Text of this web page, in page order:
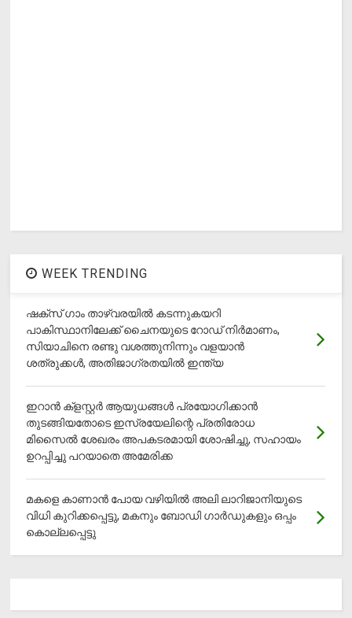
WEEK TRENDING
ഷക്സ് ​ഗാം താഴ്‌വരയിൽ കടന്നുകയറി
പാകിസ്ഥാനിലേക്ക് ചൈനയുടെ റോഡ് നിർമാണം,
സിയാചിനെ രണ്ടു വശത്തുനിന്നും വളയാൻ
ശത്രുക്കൾ, അതിജാ​ഗ്രതയിൽ ഇന്ത്യ
ഇറാന്‍ ക്‌ളസ്റ്റര്‍ ആയുധങ്ങള്‍ പ്രയോഗിക്കാന്‍
തുടങ്ങിയതോടെ ഇസ്രയേലിന്റെ പ്രതിരോധ
മിസൈല്‍ ശേഖരം അപകടരമായി ശോഷിച്ചു, സഹായം
ഉറപ്പിച്ചു പറയാതെ അമേരിക്ക
മകളെ കാണാന്‍ പോയ വഴിയില്‍ അലി ലാറിജാനിയുടെ
വിധി കുറിക്കപ്പെട്ടു, മകനും ബോഡി ഗാര്‍ഡുകളും ഒപ്പം
കൊല്ലപ്പെട്ടു